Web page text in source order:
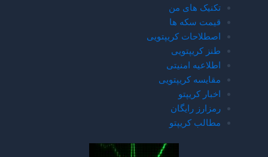
تکنیک های من
قیمت سکه ها
اصطلاحات کریپتویی
طنز کریپتویی
اطلاعیه امنیتی
مقایسه کریپتویی
اخبار کریپتو
رمزارز رایگان
مطالب کریپتو